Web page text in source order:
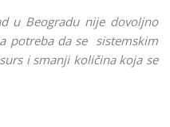
u Beogradu nije dovoljno
potreba da se sistemskim
i smanji količina koja se